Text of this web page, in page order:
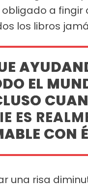
a fingir
los libros
EL
ES
CON
una risa